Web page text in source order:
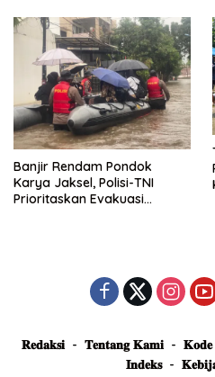
Banjir Rendam Pondok
Karya Jaksel, Polisi-TNI
Prioritaskan Evakuasi
𝐑𝐞𝐝𝐚𝐤𝐬𝐢 𝐓𝐞𝐧𝐭𝐚𝐧𝐠 𝐊𝐚𝐦𝐢 𝐊𝐨𝐝𝐞
𝐈𝐧𝐝𝐞𝐤𝐬